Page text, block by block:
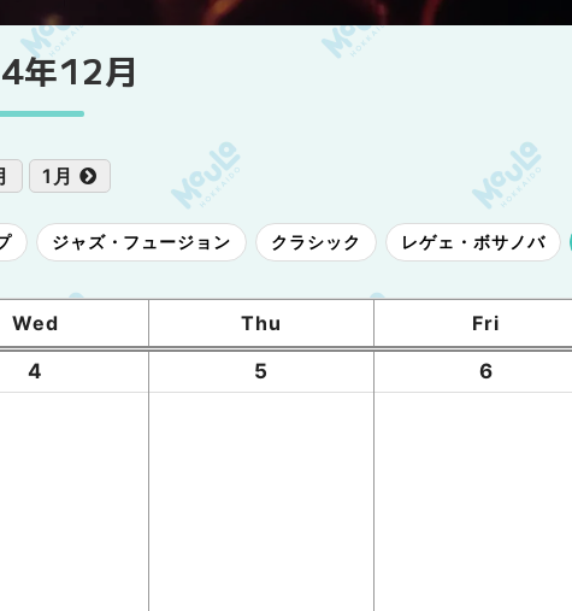
年12月
1月
ジャズ・フュージョン クラシック レゲェ・ボサノバ
Wed Thu Fri
4 5 6